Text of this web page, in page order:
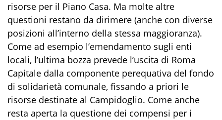
risorse per il Piano Casa. Ma molte altre
questioni restano da dirimere (anche con diverse
posizioni all’interno della stessa maggioranza).
Come ad esempio l’emendamento sugli enti
locali, l’ultima bozza prevede l’uscita di Roma
Capitale dalla componente perequativa del fondo
di solidarietà comunale, fissando a priori le
risorse destinate al Campidoglio. Come anche
resta aperta la questione dei compensi per i